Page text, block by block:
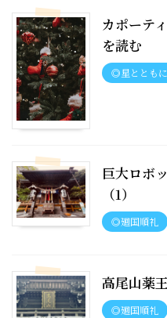
カポーテ
を読む
◎星ととも
巨大ロボ
（1）
◎廻国順礼
高尾山薬
◎廻国順礼